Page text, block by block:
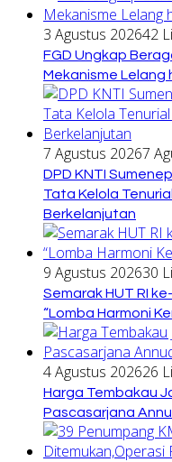
3 Agustus 202642
FGD Ungkap
Mekanisme Lelang
7 Agustus 20267
DPD KNTI
Tata Kelola
Berkelanjutan
9 Agustus 202630
Semarak HUT RI
“Lomba Harmoni
4 Agustus 202626
Harga Tembakau
Pascasarjana